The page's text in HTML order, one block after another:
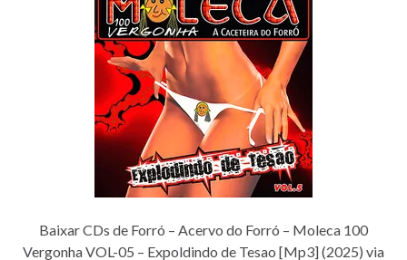
Baixar CDs de Forró – Acervo do Forró – Moleca 100
Vergonha VOL-05 – Expoldindo de Tesao [Mp3] (2025) via